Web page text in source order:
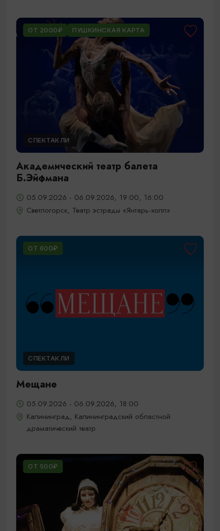
ОТ 2000₽ ПУШКИНСКАЯ КАРТА
СПЕКТАКЛИ
Академический театр балета
Б.Эйфмана
05.09.2026 - 06.09.2026, 19:00, 16:00
Светлогорск, Театр эстрады «Янтарь-холл»
ОТ 600₽
СПЕКТАКЛИ
Мещане
05.09.2026 - 06.09.2026, 18:00
Калининград, Калининградский областной
драматический театр
ОТ 500₽